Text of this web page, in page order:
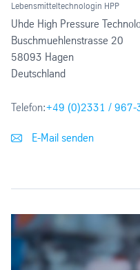
Lebensmitteltechnologin HPP
Uhde High Pressure
Buschmuehlenstrasse 20
58093 Hagen
Deutschland
Telefon:+49 (0)2331 / 967-
E-Mail senden